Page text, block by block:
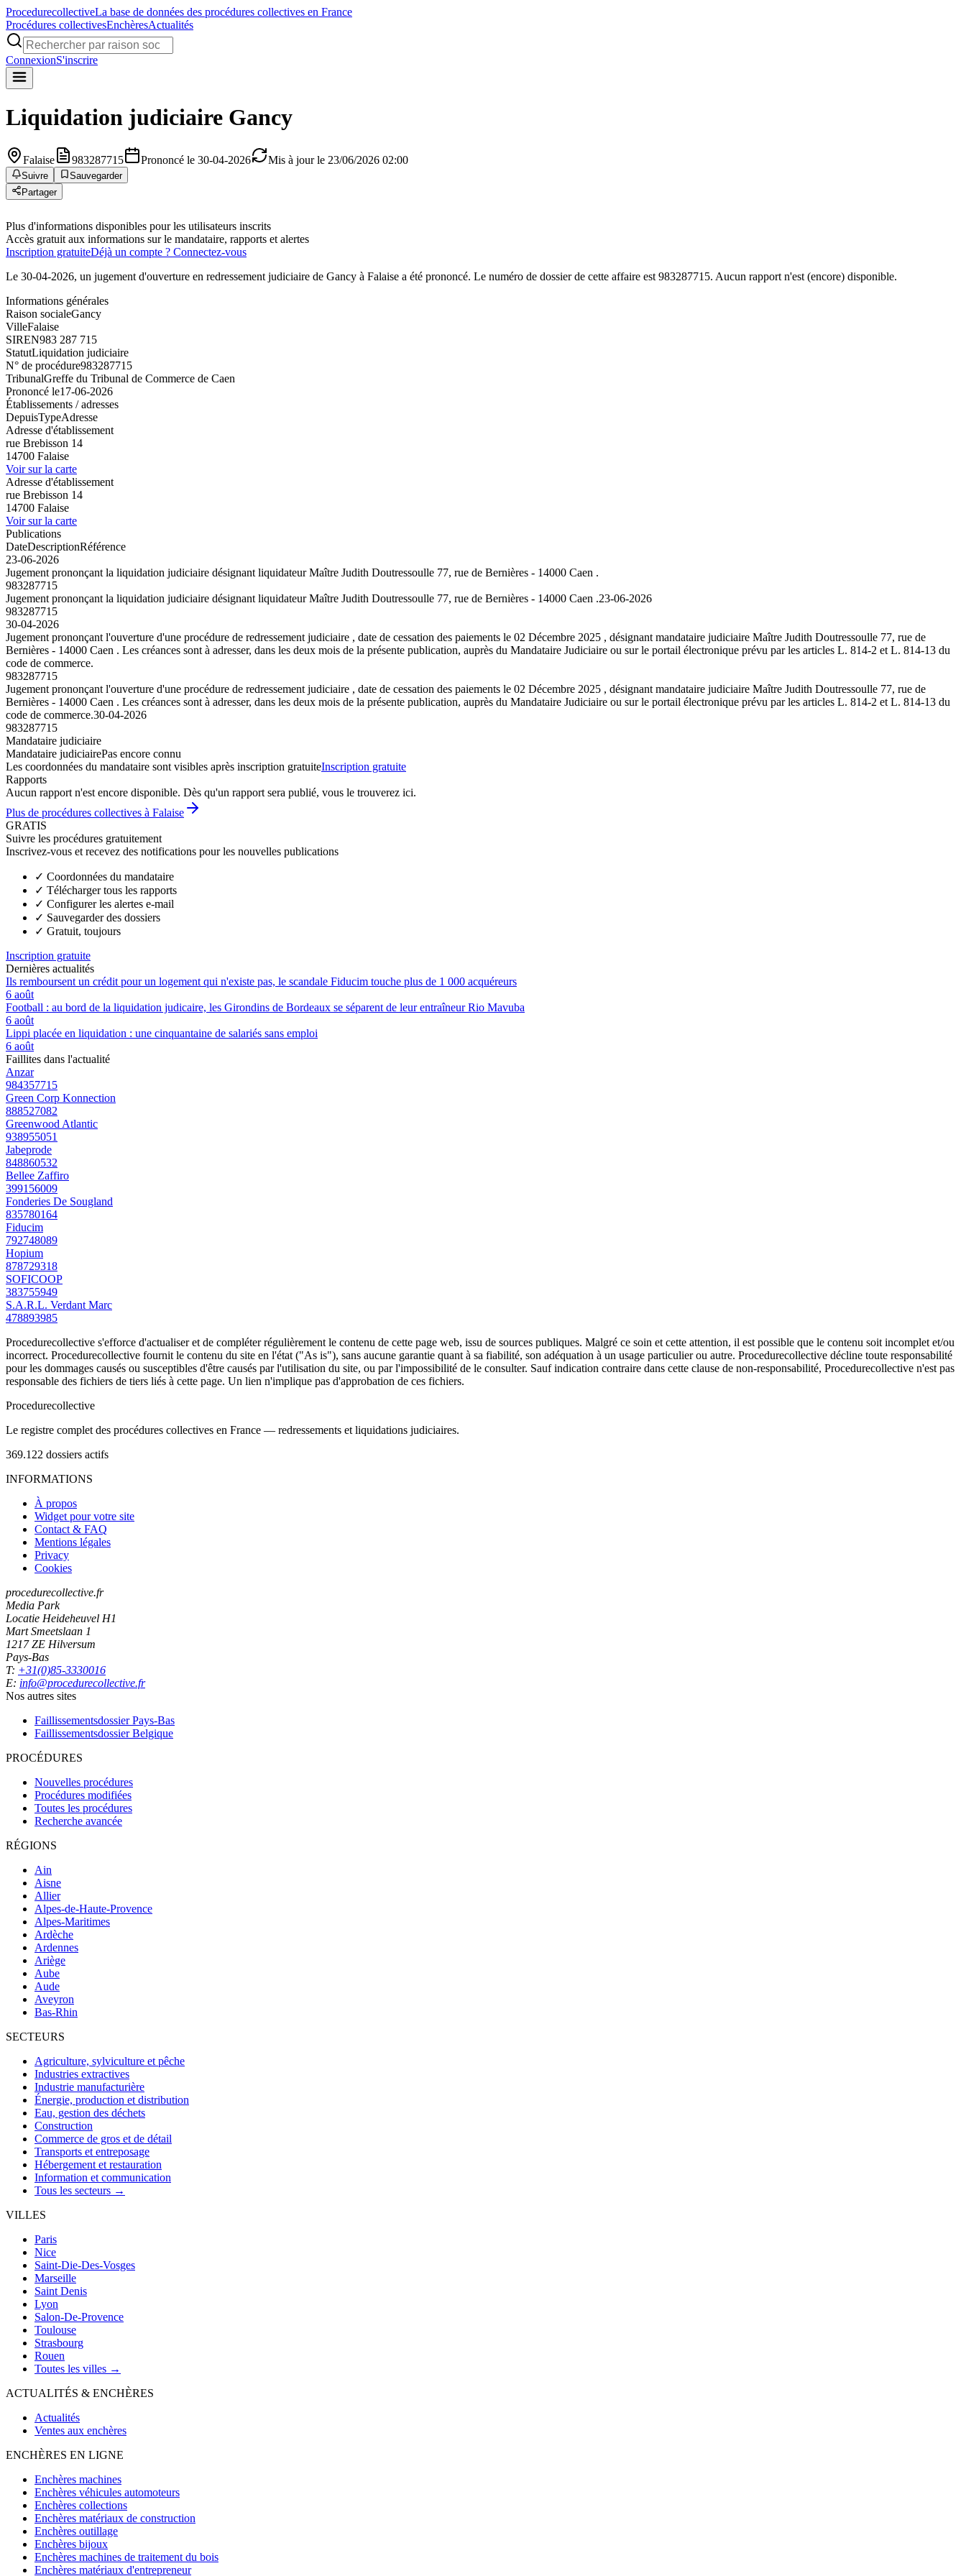
ProcedurecollectiveLa base de données des procédures collectives en France
Procédures collectivesEnchèresActualités
ConnexionS'inscrire
Liquidation judiciaire Gancy
Falaise 983287715 Prononcé le 30-04-2026 Mis à jour le 23/06/2026 02:00
Suivre
Sauvegarder
Partager
Plus d'informations disponibles pour les utilisateurs inscrits
Accès gratuit aux informations sur le mandataire, rapports et alertes
Inscription gratuiteDéjà un compte ? Connectez-vous
Le 30-04-2026, un jugement d'ouverture en redressement judiciaire de Gancy à Falaise a été prononcé. Le numéro de dossier de cette affaire est 983287715. Aucun rapport n'est (encore) disponible.
Informations générales
Raison socialeGancy
VilleFalaise
SIREN983 287 715
StatutLiquidation judiciaire
N° de procédure983287715
TribunalGreffe du Tribunal de Commerce de Caen
Prononcé le17-06-2026
Établissements / adresses
DepuisTypeAdresse
Adresse d'établissement
rue Brebisson 14
14700 Falaise
Voir sur la carte
Adresse d'établissement
rue Brebisson 14
14700 Falaise
Voir sur la carte
Publications
DateDescriptionRéférence
23-06-2026
Jugement prononçant la liquidation judiciaire désignant liquidateur Maître Judith Doutressoulle 77, rue de Bernières - 14000 Caen .
983287715
Jugement prononçant la liquidation judiciaire désignant liquidateur Maître Judith Doutressoulle 77, rue de Bernières - 14000 Caen .23-06-2026
983287715
30-04-2026
Jugement prononçant l'ouverture d'une procédure de redressement judiciaire , date de cessation des paiements le 02 Décembre 2025 , désignant mandataire judiciaire Maître Judith Doutressoulle 77, rue de
Bernières - 14000 Caen . Les créances sont à adresser, dans les deux mois de la présente publication, auprès du Mandataire Judiciaire ou sur le portail électronique prévu par les articles L. 814-2 et L. 814-13 du
code de commerce.
983287715
Jugement prononçant l'ouverture d'une procédure de redressement judiciaire , date de cessation des paiements le 02 Décembre 2025 , désignant mandataire judiciaire Maître Judith Doutressoulle 77, rue de
Bernières - 14000 Caen . Les créances sont à adresser, dans les deux mois de la présente publication, auprès du Mandataire Judiciaire ou sur le portail électronique prévu par les articles L. 814-2 et L. 814-13 du
code de commerce.30-04-2026
983287715
Mandataire judiciaire
Mandataire judiciairePas encore connu
Les coordonnées du mandataire sont visibles après inscription gratuiteInscription gratuite
Rapports
Aucun rapport n'est encore disponible. Dès qu'un rapport sera publié, vous le trouverez ici.
Plus de procédures collectives à Falaise
GRATIS
Suivre les procédures gratuitement
Inscrivez-vous et recevez des notifications pour les nouvelles publications
✓ Coordonnées du mandataire
✓ Télécharger tous les rapports
✓ Configurer les alertes e-mail
✓ Sauvegarder des dossiers
✓ Gratuit, toujours
Inscription gratuite
Dernières actualités
Ils remboursent un crédit pour un logement qui n'existe pas, le scandale Fiducim touche plus de 1 000 acquéreurs
6 août
Football : au bord de la liquidation judicaire, les Girondins de Bordeaux se séparent de leur entraîneur Rio Mavuba
6 août
Lippi placée en liquidation : une cinquantaine de salariés sans emploi
6 août
Faillites dans l'actualité
Anzar
984357715
Green Corp Konnection
888527082
Greenwood Atlantic
938955051
Jabeprode
848860532
Bellee Zaffiro
399156009
Fonderies De Sougland
835780164
Fiducim
792748089
Hopium
878729318
SOFICOOP
383755949
S.A.R.L. Verdant Marc
478893985
Procedurecollective s'efforce d'actualiser et de compléter régulièrement le contenu de cette page web, issu de sources publiques. Malgré ce soin et cette attention, il est possible que le contenu soit incomplet et/ou
incorrect. Procedurecollective fournit le contenu du site en l'état ("As is"), sans aucune garantie quant à sa fiabilité, son adéquation à un usage particulier ou autre. Procedurecollective décline toute responsabilité
pour les dommages causés ou susceptibles d'être causés par l'utilisation du site, ou par l'impossibilité de le consulter. Sauf indication contraire dans cette clause de non-responsabilité, Procedurecollective n'est pas
responsable des fichiers de tiers liés à cette page. Un lien n'implique pas d'approbation de ces fichiers.
Procedurecollective
Le registre complet des procédures collectives en France — redressements et liquidations judiciaires.
369.122 dossiers actifs
INFORMATIONS
À propos
Widget pour votre site
Contact & FAQ
Mentions légales
Privacy
Cookies
procedurecollective.fr
Media Park
Locatie Heideheuvel H1
Mart Smeetslaan 1
1217 ZE Hilversum
Pays-Bas
T: +31(0)85-3330016
E: info@procedurecollective.fr
Nos autres sites
Faillissementsdossier Pays-Bas
Faillissementsdossier Belgique
PROCÉDURES
Nouvelles procédures
Procédures modifiées
Toutes les procédures
Recherche avancée
RÉGIONS
Ain
Aisne
Allier
Alpes-de-Haute-Provence
Alpes-Maritimes
Ardèche
Ardennes
Ariège
Aube
Aude
Aveyron
Bas-Rhin
SECTEURS
Agriculture, sylviculture et pêche
Industries extractives
Industrie manufacturière
Énergie, production et distribution
Eau, gestion des déchets
Construction
Commerce de gros et de détail
Transports et entreposage
Hébergement et restauration
Information et communication
Tous les secteurs →
VILLES
Paris
Nice
Saint-Die-Des-Vosges
Marseille
Saint Denis
Lyon
Salon-De-Provence
Toulouse
Strasbourg
Rouen
Toutes les villes →
ACTUALITÉS & ENCHÈRES
Actualités
Ventes aux enchères
ENCHÈRES EN LIGNE
Enchères machines
Enchères véhicules automoteurs
Enchères collections
Enchères matériaux de construction
Enchères outillage
Enchères bijoux
Enchères machines de traitement du bois
Enchères matériaux d'entrepreneur